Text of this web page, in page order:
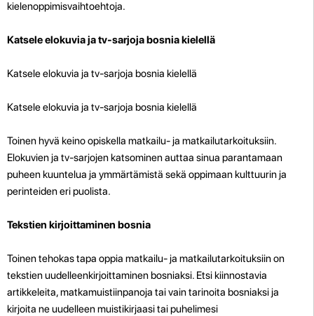
kielenoppimisvaihtoehtoja.
Katsele elokuvia ja tv-sarjoja bosnia kielellä
Katsele elokuvia ja tv-sarjoja bosnia kielellä
Katsele elokuvia ja tv-sarjoja bosnia kielellä
Toinen hyvä keino opiskella matkailu- ja matkailutarkoituksiin.
Elokuvien ja tv-sarjojen katsominen auttaa sinua parantamaan
puheen kuuntelua ja ymmärtämistä sekä oppimaan kulttuurin ja
perinteiden eri puolista.
Tekstien kirjoittaminen bosnia
Toinen tehokas tapa oppia matkailu- ja matkailutarkoituksiin on
tekstien uudelleenkirjoittaminen bosniaksi. Etsi kiinnostavia
artikkeleita, matkamuistiinpanoja tai vain tarinoita bosniaksi ja
kirjoita ne uudelleen muistikirjaasi tai puhelimesi